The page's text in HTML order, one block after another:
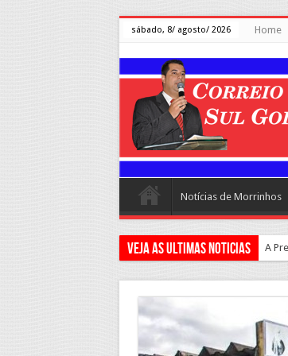
sábado, 8/ agosto/ 2026 Home
Notícias de Morrinhos
Veja as ultimas Noticias A